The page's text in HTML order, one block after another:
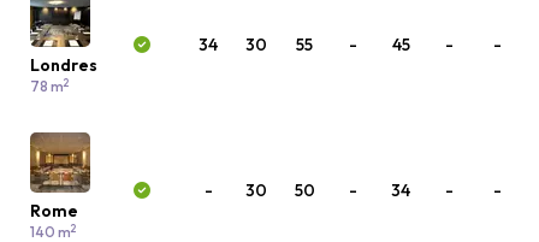
Londres
78 m2
34 30 55 - 45 - -
Rome
140 m2
- 30 50 - 34 - -